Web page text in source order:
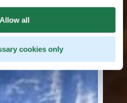
Allow all
cookies only